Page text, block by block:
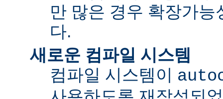
만 많은 경우 확장가
다.
새로운 컴파일 시스템
컴파일 시스템이